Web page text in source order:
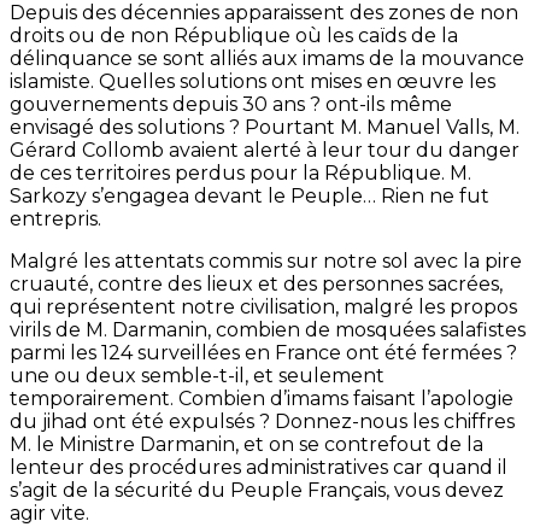
Depuis des décennies apparaissent des zones de non
droits ou de non République où les caïds de la
délinquance se sont alliés aux imams de la mouvance
islamiste. Quelles solutions ont mises en œuvre les
gouvernements depuis 30 ans ? ont-ils même
envisagé des solutions ? Pourtant M. Manuel Valls, M.
Gérard Collomb avaient alerté à leur tour du danger
de ces territoires perdus pour la République. M.
Sarkozy s’engagea devant le Peuple… Rien ne fut
entrepris.
Malgré les attentats commis sur notre sol avec la pire
cruauté, contre des lieux et des personnes sacrées,
qui représentent notre civilisation, malgré les propos
virils de M. Darmanin, combien de mosquées salafistes
parmi les 124 surveillées en France ont été fermées ?
une ou deux semble-t-il, et seulement
temporairement. Combien d’imams faisant l’apologie
du jihad ont été expulsés ? Donnez-nous les chiffres
M. le Ministre Darmanin, et on se contrefout de la
lenteur des procédures administratives car quand il
s’agit de la sécurité du Peuple Français, vous devez
agir vite.